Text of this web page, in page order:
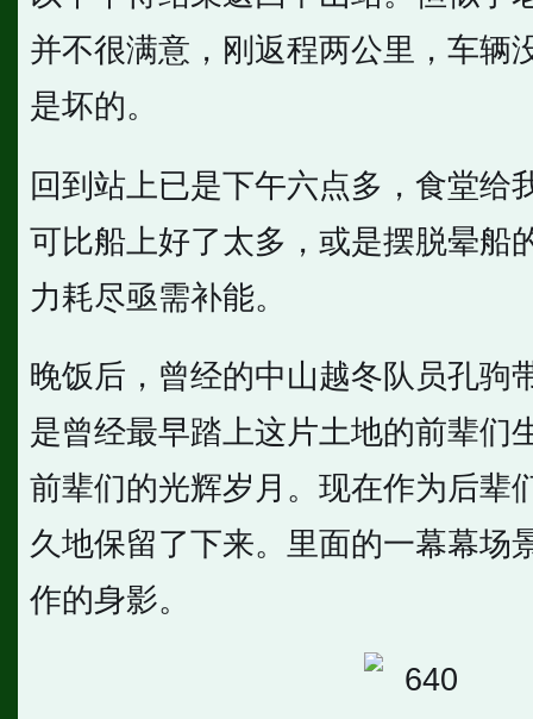
并不很满意，刚返程两公里，车辆
是坏的。
回到站上已是下午六点多，食堂给
可比船上好了太多，或是摆脱晕船
力耗尽亟需补能。
晚饭后，曾经的中山越冬队员孔驹
是曾经最早踏上这片土地的前辈们
前辈们的光辉岁月。现在作为后辈
久地保留了下来。里面的一幕幕场
作的身影。